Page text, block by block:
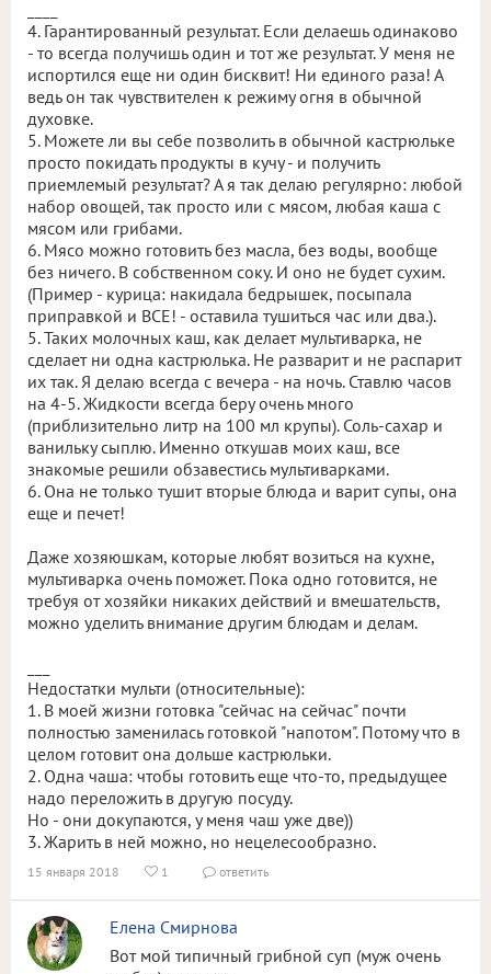
4. Гарантированный результат. Если делаешь одинаково
- то всегда получишь один и тот же результат. У меня не
испортился еще ни один бисквит! Ни единого раза! А
ведь он так чувствителен к режиму огня в обычной
духовке.
5. Можете ли вы себе позволить в обычной кастрюльке
просто покидать продукты в кучу - и получить
приемлемый результат? А я так делаю регулярно: любой
набор овощей, так просто или с мясом, любая каша с
мясом или грибами.
6. Мясо можно готовить без масла, без воды, вообще
без ничего. В собственном соку. И оно не будет сухим.
(Пример - курица: накидала бедрышек, посыпала
приправкой и ВСЕ! - оставила тушиться час или два.).
5. Таких молочных каш, как делает мультиварка, не
сделает ни одна кастрюлька. Не разварит и не распарит
их так. Я делаю всегда с вечера - на ночь. Ставлю часов
на 4-5. Жидкости всегда беру очень много
(приблизительно литр на 100 мл крупы). Соль-сахар и
ванильку сыплю. Именно откушав моих каш, все
знакомые решили обзавестись мультиварками.
6. Она не только тушит вторые блюда и варит супы, она
еще и печет!
Даже хозяюшкам, которые любят возиться на кухне,
мультиварка очень поможет. Пока одно готовится, не
требуя от хозяйки никаких действий и вмешательств,
можно уделить внимание другим блюдам и делам.
Недостатки мульти (относительные):
1. В моей жизни готовка "сейчас на сейчас" почти
полностью заменилась готовкой "напотом". Потому что в
целом готовит она дольше кастрюльки.
2. Одна чаша: чтобы готовить еще что-то, предыдущее
надо переложить в другую посуду.
Но - они докупаются, у меня чаш уже две))
3. Жарить в ней можно, но нецелесообразно.
15 января 2018  1  ответить
Елена Смирнова
Вот мой типичный грибной суп (муж очень